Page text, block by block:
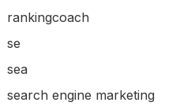
rankingcoach
se
sea
search engine marketing